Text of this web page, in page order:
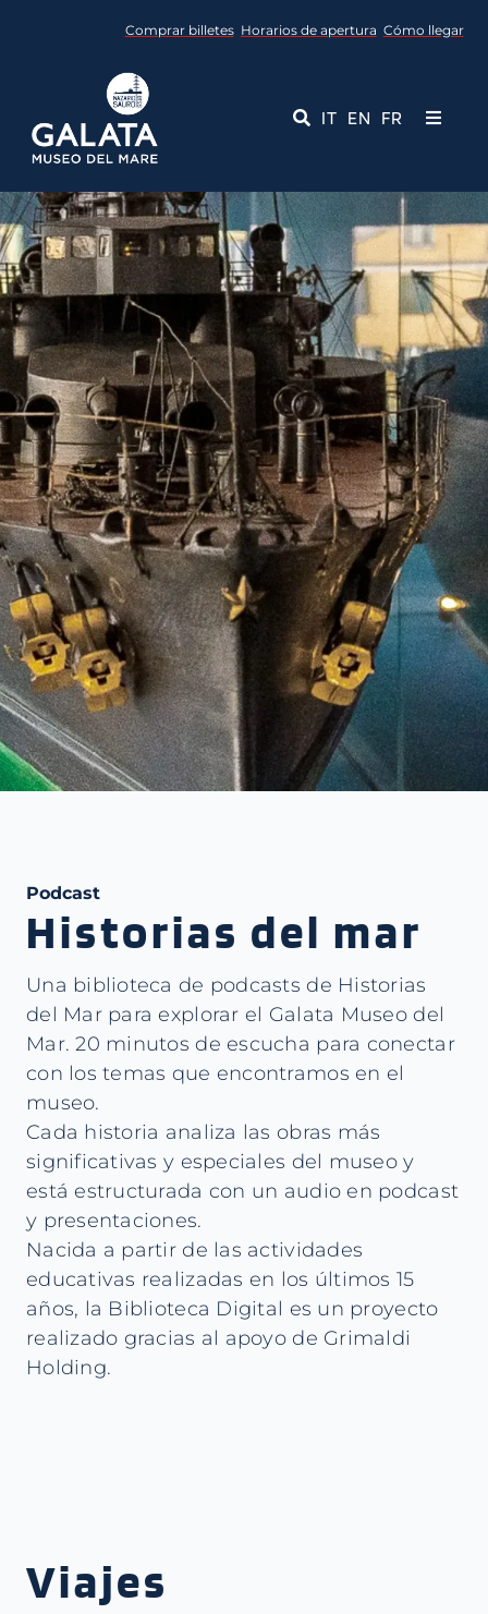
Comprar billetes Horarios de apertura Cómo llegar
IT EN FR
Toggle
Museo
Eventos
Servicios educativos
Media
Contactos
Podcast
Historias del mar
Una biblioteca de podcasts de Historias
del Mar para explorar el Galata Museo del
Mar. 20 minutos de escucha para conectar
con los temas que encontramos en el
museo.
Cada historia analiza las obras más
significativas y especiales del museo y
está estructurada con un audio en podcast
y presentaciones.
Nacida a partir de las actividades
educativas realizadas en los últimos 15
años, la Biblioteca Digital es un proyecto
realizado gracias al apoyo de Grimaldi
Holding.
Viajes